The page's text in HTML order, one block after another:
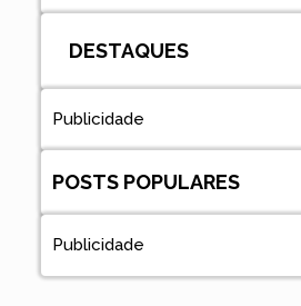
DESTAQUES
Publicidade
POSTS POPULARES
Publicidade